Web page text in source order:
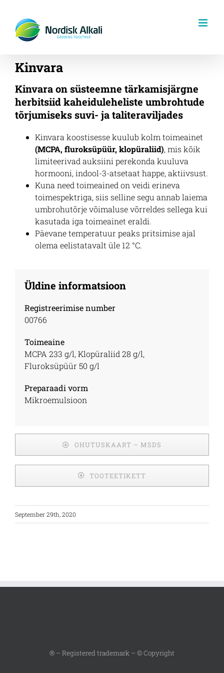
content
Kinvara
Kinvara on süsteemne tärkamisjärgne
herbitsiid kaheiduleheliste umbrohtude
tõrjumiseks suvi- ja taliteraviljades
Kinvara koostisesse kuulub kolm toimeainet
(MCPA, fluroksüpüür, klopüraliid), mis kõik
limiteerivad auksiini perekonda kuuluva
hormooni, indool-3-atsetaat happe, aktiivsust.
Kuna need toimeained on veidi erineva
toimespektriga, siis selline segu annab laiema
umbrohutõrje võimaluse võrreldes sellega kui
kasutada iga toimeainet eraldi.
Päevane temperatuur peaks pritsimise ajal
olema eelistatavalt üle 12 °C.
Üldine informatsioon
Registreerimise number
00766
Toimeaine
MCPA 233 g/l, Klopüraliid 28 g/l,
Fluroksüpüür 50 g/l
Preparaadi vorm
Mikroemulsioon
OHUTUSKAART – MSDS
TOOTEETIKETT
September 29th, 2020
® – Registered trademark – © Copyright